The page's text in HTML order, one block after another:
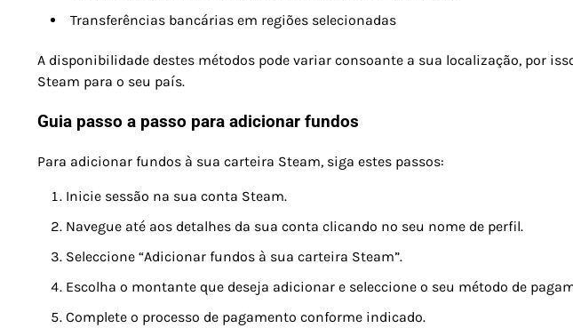
Transferências bancárias em regiões selecionadas
A disponibilidade destes métodos pode variar consoante a sua localização, por
Steam para o seu país.
Guia passo a passo para adicionar fundos
Para adicionar fundos à sua carteira Steam, siga estes passos:
Inicie sessão na sua conta Steam.
Navegue até aos detalhes da sua conta clicando no seu nome de perfil.
Seleccione “Adicionar fundos à sua carteira Steam”.
Escolha o montante que deseja adicionar e seleccione o seu método de
Complete o processo de pagamento conforme indicado.